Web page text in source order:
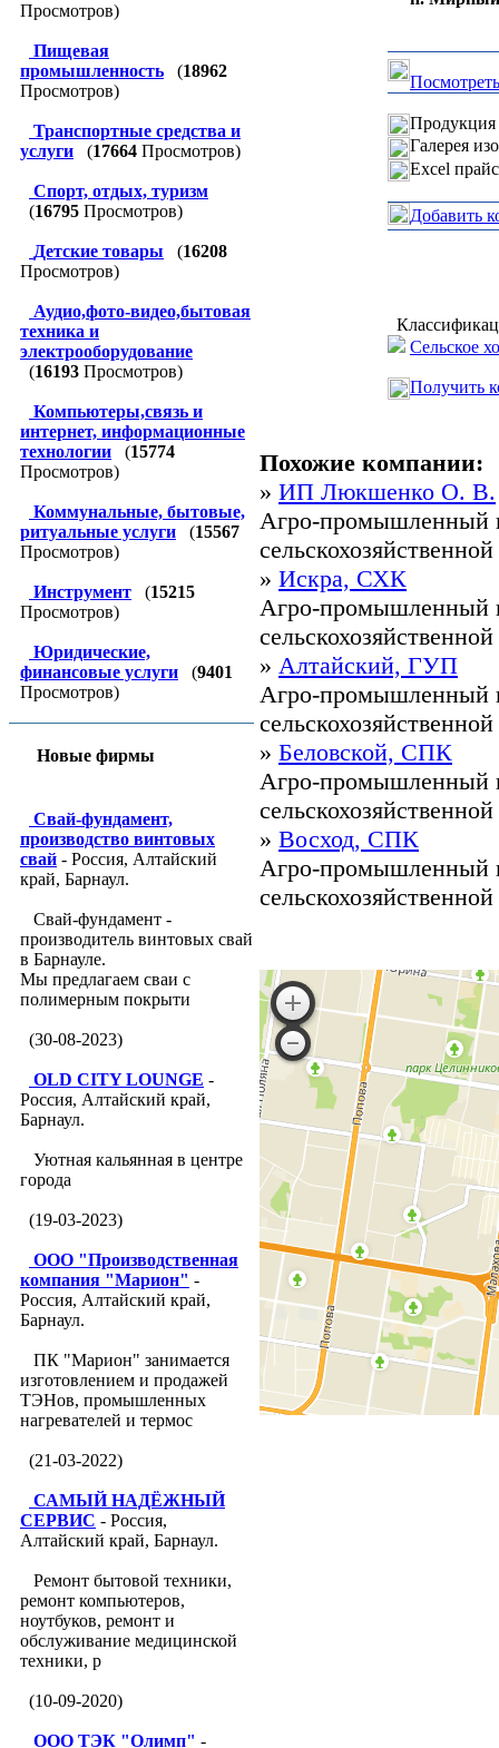
Просмотров)
Пищевая
промышленность
(18962
Просмотров)
Транспортные средства и
услуги
(17664 Просмотров)
Спорт, отдых, туризм
(16795 Просмотров)
Детские товары (16208
Просмотров)
Аудио,фото-видео,бытовая
техника и
электрооборудование
(16193 Просмотров)
Компьютеры,связь и
интернет, информационные
технологии
(15774
Просмотров)
Коммунальные, бытовые,
ритуальные услуги
(15567
Просмотров)
Инструмент (15215
Просмотров)
Юридические,
финансовые услуги
(9401
Просмотров)
Новые фирмы
Свай-фундамент,
производство винтовых
свай - Россия, Алтайский
край, Барнаул.
Свай-фундамент -
производитель винтовых свай
в Барнауле.
Мы предлагаем сваи с
полимерным покрыти
(30-08-2023)
OLD CITY LOUNGE -
Россия, Алтайский край,
Барнаул.
Уютная кальянная в центре
города
(19-03-2023)
ООО "Производственная
компания "Марион" -
Россия, Алтайский край,
Барнаул.
ПК "Марион" занимается
изготовлением и продажей
ТЭНов, промышленных
нагревателей и термос
(21-03-2022)
САМЫЙ НАДЁЖНЫЙ
СЕРВИС - Россия,
Алтайский край, Барнаул.
Ремонт бытовой техники,
ремонт компьютеров,
ноутбуков, ремонт и
обслуживание медицинской
техники, р
(10-09-2020)
ООО ТЭК "Олимп" -
Продукция
Галерея
Excel
Добавить
Сельское
Получить
Похожие компании:
» ИП Люкшенко О. В.
Агро-промышленный
» Искра, СХК
Агро-промышленный
» Алтайский, ГУП
Агро-промышленный
» Беловской, СПК
Агро-промышленный
» Восход, СПК
Агро-промышленный